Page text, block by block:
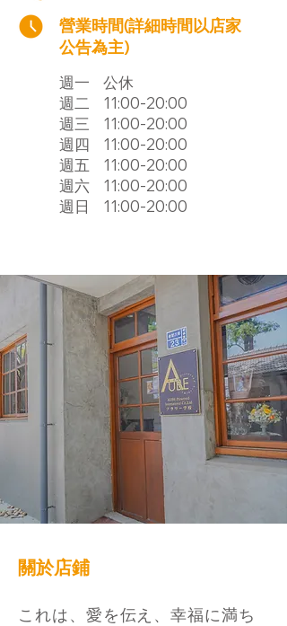
營業時間(詳細時間以店家
公告為主)
​週一 公休
​週二 11:00-20:00
​週三 11:00-20:00
​週四 11:00-20:00
​週五 11:00-20:00
​週六 11:00-20:00
​週日 11:00-20:00
關於店鋪
これは、愛を伝え、幸福に満ち